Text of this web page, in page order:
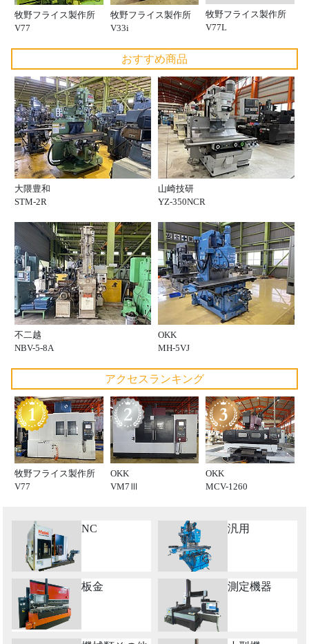
牧野フライス製作所
V77
牧野フライス製作所
V33i
牧野フライス製作所
V77L
おすすめ商品
大隈豊和
STM-2R
山崎技研
YZ-350NCR
不二越
NBV-5-8A
OKK
MH-5VJ
アクセスランキング
牧野フライス製作所
V77
OKK
VM7Ⅲ
OKK
MCV-1260
NC 汎用
板金 測定機器